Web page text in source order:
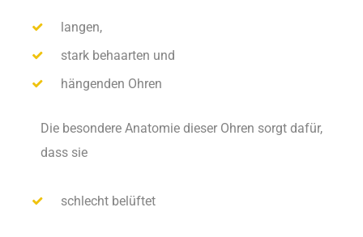
langen,
stark behaarten und
hängenden Ohren
Die besondere Anatomie dieser Ohren sorgt dafür,
dass sie
schlecht belüftet